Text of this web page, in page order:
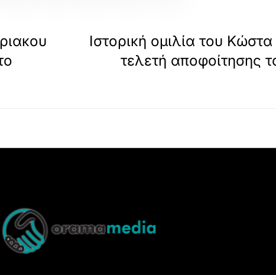
Ιστορική ομιλία του
τελετή αποφοίτησης
Top